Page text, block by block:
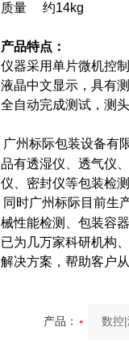
质量 约14kg
产品特点：
仪器采用单片微机控
液晶中文显示，具有
全自动完成测试，测
广州标际包装设备有
品有透湿仪、透气仪
仪、密封仪等包装检测
同时广州标际目前生
械性能检测、包装容
已为几万家科研机构
解决方案，帮助客户
产品：